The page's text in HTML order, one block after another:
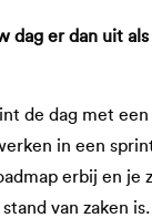
dag er dan uit
de dag met
in een
erbij en je
van zaken